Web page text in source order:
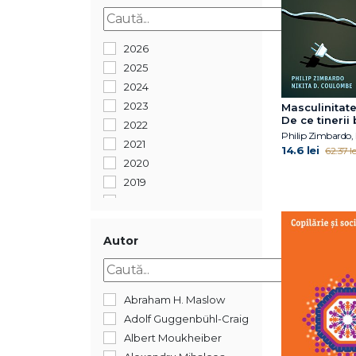
2026
2025
2024
2023
2022
2021
2020
2019
2015
2012
2010
2008
2006
2005
Autor
Abraham H. Maslow
Adolf Guggenbühl-Craig
Albert Moukheiber
De ce tinerii
întâmpină
ce e de făcut
14.6 lei 62.37